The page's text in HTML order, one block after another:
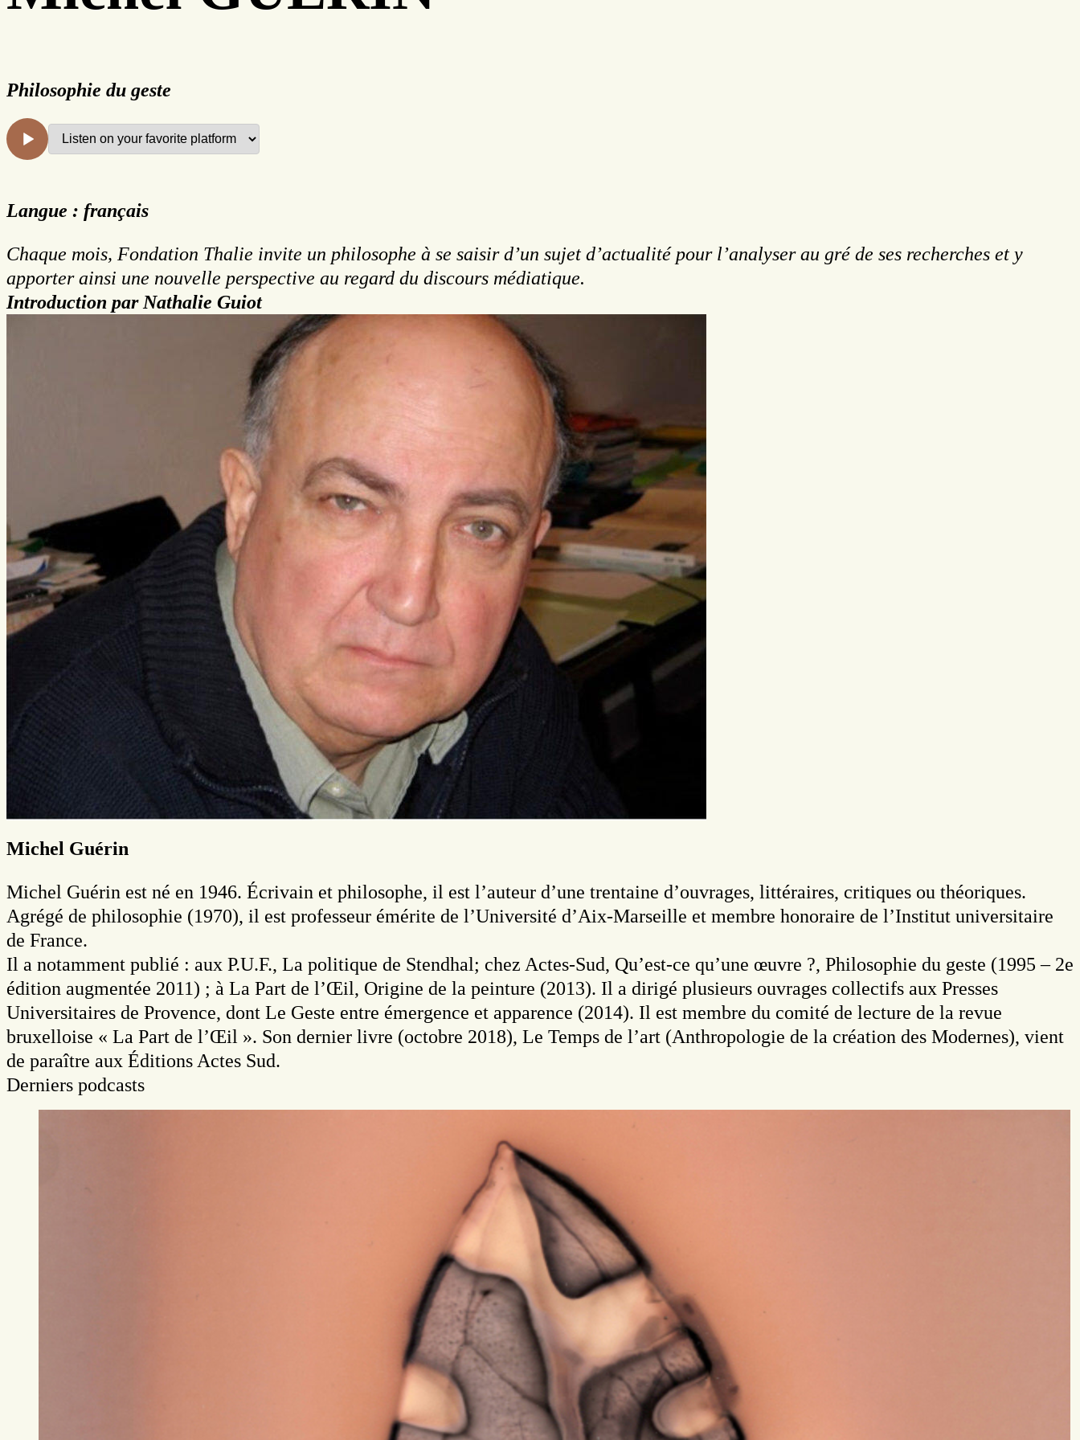
Philosophie du geste
Langue : français
Chaque mois, Fondation Thalie invite un philosophe à se saisir d’un sujet d’actualité pour l’analyser au gré de ses recherches et y
apporter ainsi une nouvelle perspective au regard du discours médiatique.
Introduction par Nathalie Guiot
Michel Guérin
Michel Guérin est né en 1946. Écrivain et philosophe, il est l’auteur d’une trentaine d’ouvrages, littéraires, critiques ou théoriques.
Agrégé de philosophie (1970), il est professeur émérite de l’Université d’Aix-Marseille et membre honoraire de l’Institut universitaire
de France.
Il a notamment publié : aux P.U.F., La politique de Stendhal; chez Actes-Sud, Qu’est-ce qu’une œuvre ?, Philosophie du geste (1995 – 2e
édition augmentée 2011) ; à La Part de l’Œil, Origine de la peinture (2013). Il a dirigé plusieurs ouvrages collectifs aux Presses
Universitaires de Provence, dont Le Geste entre émergence et apparence (2014). Il est membre du comité de lecture de la revue
bruxelloise « La Part de l’Œil ». Son dernier livre (octobre 2018), Le Temps de l’art (Anthropologie de la création des Modernes), vient
de paraître aux Éditions Actes Sud.
Derniers podcasts